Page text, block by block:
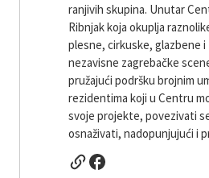
ranjivih skupina. Unutar
Ribnjak koja okuplja
plesne, cirkuske, glazbene
nezavisne zagrebačke
pružajući podršku brojnim
rezidentima koji u Centru
svoje projekte, povezivati
osnaživati, nadopunjujući i